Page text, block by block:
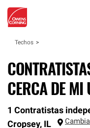
Techos
CERCA DE
1 Contratistas
Cropsey, IL